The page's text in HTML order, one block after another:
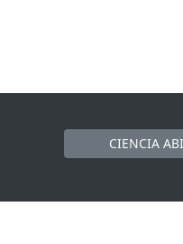
CIENCIA